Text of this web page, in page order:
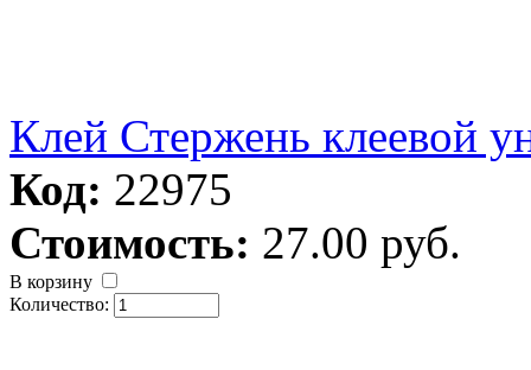
Клей Стержень клеевой
Код: 22975
Стоимость: 27.00 руб.
В корзину
Количество: